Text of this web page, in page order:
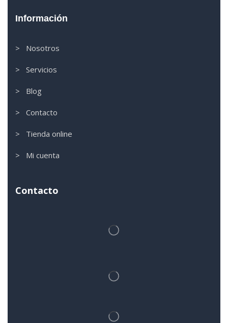
Información
> Nosotros
> Servicios
> Blog
> Contacto
> Tienda online
> Mi cuenta
Contacto